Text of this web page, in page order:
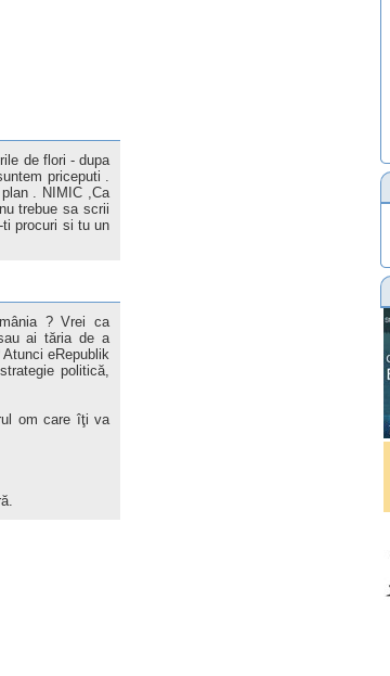
de flori - dupa
priceputi .
. NIMIC ,Ca
trebue sa scrii
procuri si tu un
? Vrei ca
ai tăria de a
eRepublik
politică,
om care îţi va